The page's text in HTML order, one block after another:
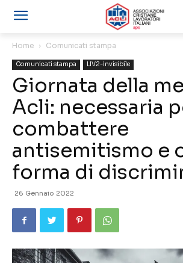
Home Comunicati stampa
Comunicati stampa LIV2-invisibile
Giornata della
Acli: necessaria
combattere
antisemitismo e
forma di
26 Gennaio 2022